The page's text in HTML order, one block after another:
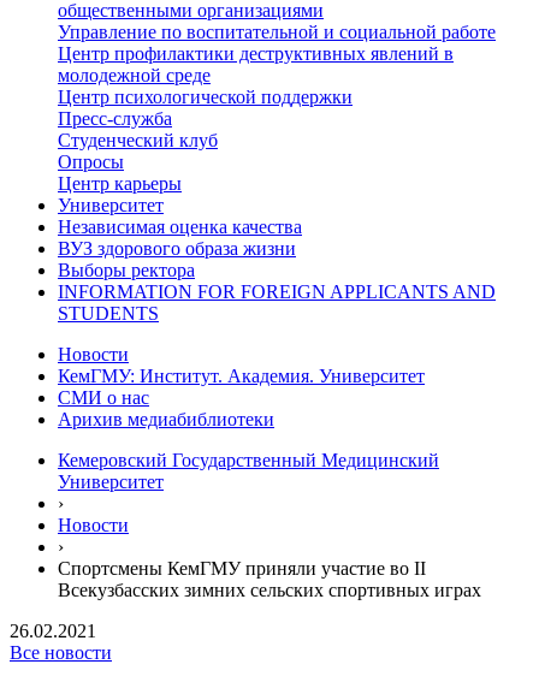
общественными организациями
Управление по воспитательной и социальной работе
Центр профилактики деструктивных явлений в
молодежной среде
Центр психологической поддержки
Пресс-служба
Студенческий клуб
Опросы
Центр карьеры
Университет
Независимая оценка качества
ВУЗ здорового образа жизни
Выборы ректора
INFORMATION FOR FOREIGN APPLICANTS AND
STUDENTS
Новости
КемГМУ: Институт. Академия. Университет
СМИ о нас
Арихив медиабиблиотеки
Кемеровский Государственный Медицинский
Университет
›
Новости
›
Спортсмены КемГМУ приняли участие во II
Всекузбасских зимних сельских спортивных играх
26.02.2021
Все новости